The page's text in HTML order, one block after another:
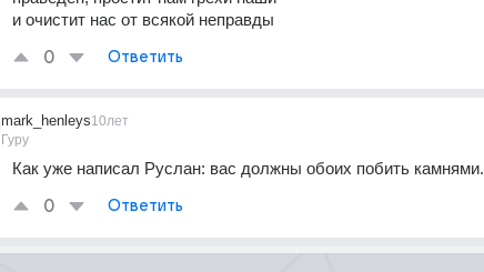
и очистит нас от всякой неправды
0 Ответить
mark_henleys
Гуру
10лет
Как уже написал Руслан: вас должны обоих побить камнями.
0 Ответить